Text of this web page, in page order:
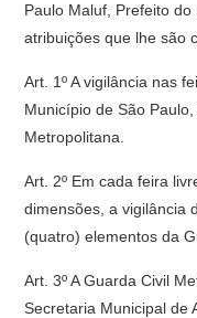
Paulo Maluf, Prefeito
atribuições que lhe são
Art. 1º A vigilância nas
Município de São
Metropolitana.
Art. 2º Em cada feira
dimensões, a vigilância
(quatro) elementos da
Art. 3º A Guarda Civil
Secretaria Municipal de